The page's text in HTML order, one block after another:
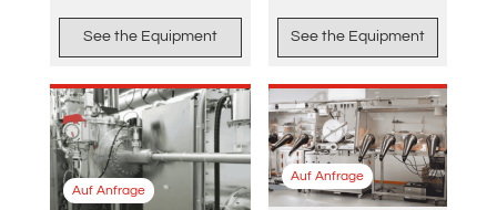
See the Equipment See the Equipment
Auf Anfrage
Auf Anfrage